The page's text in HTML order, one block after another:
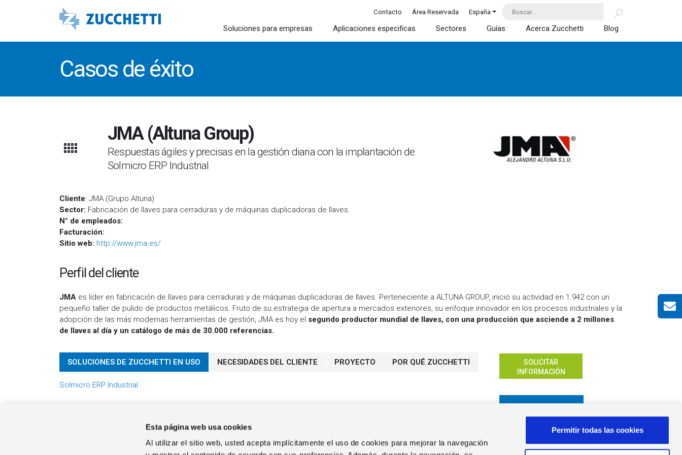
Esta página web usa cookies
Al utilizar el sitio web, usted acepta implícitamente el uso de cookies para mejorar la navegación
Permitir todas las cookies
Contacto Área Reservada España
Soluciones para empresas Aplicaciones especificas Sectores Guías Acerca Zucchetti Blog
Casos de éxito
JMA (Altuna Group)
Respuestas ágiles y precisas en la gestión diaria con la implantación de
Solmicro ERP Industrial
Cliente: JMA (Grupo Altuna)
Sector: Fabricación de llaves para cerraduras y de máquinas duplicadoras de llaves.
N° de empleados:
Facturación:
Sitio web: http://www.jma.es/
Perfil del cliente
JMA es líder en fabricación de llaves para cerraduras y de máquinas duplicadoras de llaves. Perteneciente a ALTUNA GROUP, inició su actividad en 1.942 con un
pequeño taller de pulido de productos metálicos. Fruto de su estrategia de apertura a mercados exteriores, su enfoque innovador en los procesos industriales y la
adopción de las más modernas herramientas de gestión, JMA es hoy el segundo productor mundial de llaves, con una producción que asciende a 2 millones
de llaves al día y un catálogo de más de 30.000 referencias.
SOLUCIONES DE ZUCCHETTI EN USO NECESIDADES DEL CLIENTE PROYECTO POR QUÉ ZUCCHETTI
Solmicro ERP Industrial
SOLICITAR
INFORMACIÓN